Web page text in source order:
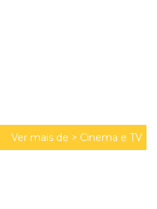
Ver mais de > Cinema e TV